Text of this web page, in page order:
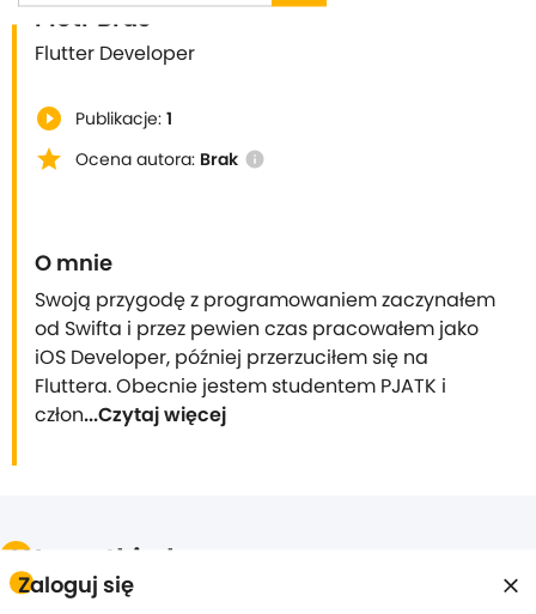
Zaloguj się
Piotr Brus
Flutter Developer
play_circle_filled Publikacje: 1
star Ocena autora: Brak info
O mnie
Swoją przygodę z programowaniem zaczynałem
od Swifta i przez pewien czas pracowałem jako
iOS Developer, później przerzuciłem się na
Fluttera. Obecnie jestem studentem PJATK i
człon...Czytaj więcej
Wszystkie kursy